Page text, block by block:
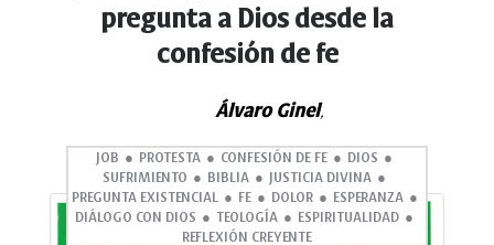
pregunta a Dios desde la
confesión de fe
Álvaro Ginel,
JOB PROTESTA CONFESIÓN DE FE
DIOS
SUFRIMIENTO
BIBLIA
JUSTICIA DIVINA
PREGUNTA EXISTENCIAL
FE DOLOR
ESPERANZA
DIÁLOGO CON DIOS
TEOLOGÍA
ESPIRITUALIDAD
REFLEXIÓN CREYENTE